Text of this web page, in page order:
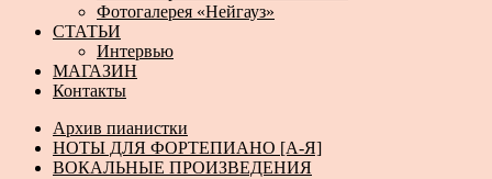
Фотогалерея «Нейгауз»
СТАТЬИ
Интервью
МАГАЗИН
Контакты
Архив пианистки
НОТЫ ДЛЯ ФОРТЕПИАНО [А-Я]
ВОКАЛЬНЫЕ ПРОИЗВЕДЕНИЯ